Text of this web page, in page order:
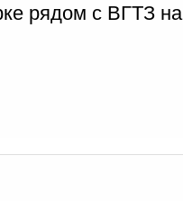
рядом с ВГТЗ